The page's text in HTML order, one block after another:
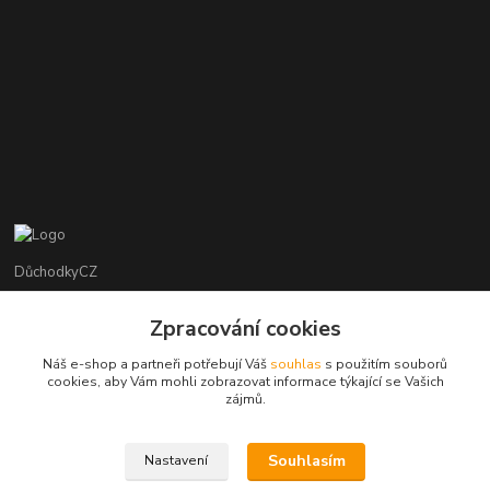
DůchodkyCZ
+420 412384749
objednavky@duchodky.cz
Zpracování cookies
Náš e-shop a partneři potřebují Váš souhlas s použitím souborů
cookies, aby Vám mohli zobrazovat informace týkající se Vašich
zájmů.
Nastavení Souhlasím